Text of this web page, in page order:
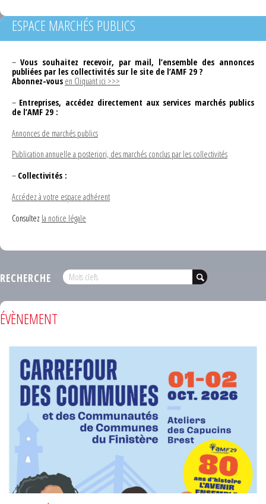
ESPACE MARCHÉS PUBLICS
– Vous souhaitez recevoir, par mail, l’ensemble des annonces
publiées par les collectivités sur le site de l’AMF 29 ?
Abonnez-vous en Cliquant ici >>>
– Entreprises, accédez directement aux services marchés publics
de l’AMF 29 :
Annonces de marchés publics
Publication annuelle a posteriori, des marchés conclus par les collectivités
– Collectivités :
Accédez à votre espace adhérent
Consultez la notice légale
RECHERCHE
ÉVÈNEMENT